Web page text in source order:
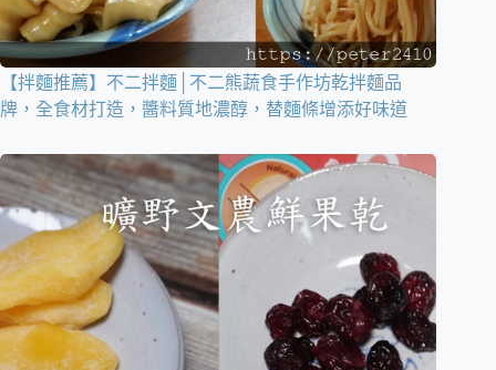
【拌麵推薦】不二拌麵│不二熊蔬食手作坊乾拌麵品
牌，全食材打造，醬料質地濃醇，替麵條增添好味道